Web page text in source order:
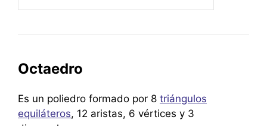
Octaedro
Es un poliedro formado por 8 triángulos
equiláteros, 12 aristas, 6 vértices y 3